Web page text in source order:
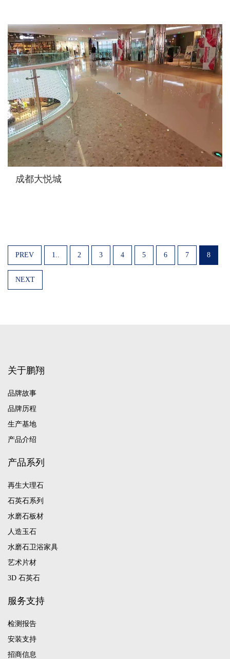
成都大悦城
PREV 1.. 2 3 4 5 6 7 8
NEXT
关于鹏翔
品牌故事
品牌历程
生产基地
产品介绍
产品系列
再生大理石
石英石系列
水磨石板材
人造玉石
水磨石卫浴家具
艺术片材
3D 石英石
服务支持
检测报告
安装支持
招商信息